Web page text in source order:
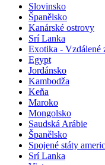
Slovinsko
Španělsko
Kanárské ostrovy
Srí Lanka
Exotika - Vzdálené
Egypt
Jordánsko
Kambodža
Keňa
Maroko
Mongolsko
Saudská Arábie
Španělsko
Spojené státy
Srí Lanka